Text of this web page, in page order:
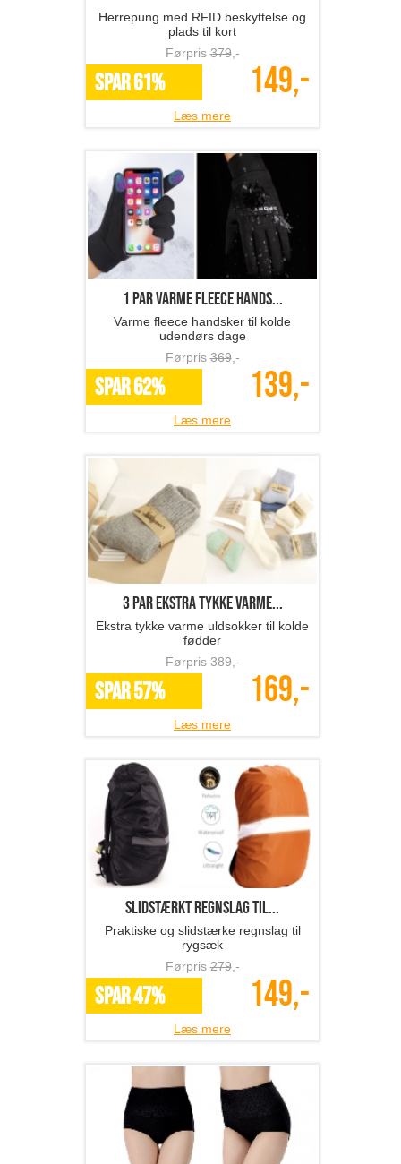
Herrepung med RFID beskyttelse og
plads til kort
Førpris379,-
SPAR 61% 149,-
Læs mere
1 par varme fleece hands...
Varme fleece handsker til kolde
udendørs dage
Førpris369,-
SPAR 62% 139,-
Læs mere
3 par ekstra tykke varme...
Ekstra tykke varme uldsokker til kolde
fødder
Førpris389,-
SPAR 57% 169,-
Læs mere
Slidstærkt regnslag til...
Praktiske og slidstærke regnslag til
rygsæk
Førpris279,-
SPAR 47% 149,-
Læs mere